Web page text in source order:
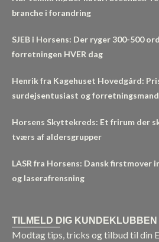
branche i forandring
SJEB i Horsens: Der ryger 300-500
forretningen HVER dag
Henrik fra Kagehuset Hovedgård:
surdejsentusiast og forretningsmand
Horsens Skyttekreds: Et frirum der
tværs af aldersgrupper
LASR fra Horsens: Dansk firstmover
og laserafrensning
TILMELD DIG KUNDEKLUBBEN
Modtag tips, tricks og tilbud til din